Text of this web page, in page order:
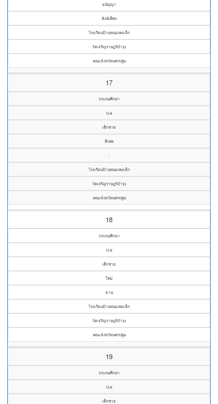
อนัญญา
สิงห์เพ็ชร
โรงเรียนบ้านหนองพงเล็ก
วัดเจริญราษฎร์บำรุง
คณะจังหวัดนครปฐม
17
ประถมศึกษา
ป.๔
เด็กชาย
สีเทพ
-
โรงเรียนบ้านหนองพงเล็ก
วัดเจริญราษฎร์บำรุง
คณะจังหวัดนครปฐม
18
ประถมศึกษา
ป.๔
เด็กชาย
ใหม่
ยาน
โรงเรียนบ้านหนองพงเล็ก
วัดเจริญราษฎร์บำรุง
คณะจังหวัดนครปฐม
19
ประถมศึกษา
ป.๔
เด็กชาย